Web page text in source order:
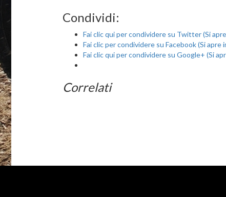
Condividi:
Fai clic qui per condividere su Twitter (Si
Fai clic per condividere su Facebook (Si apre
Fai clic qui per condividere su Google+ (Si
Correlati